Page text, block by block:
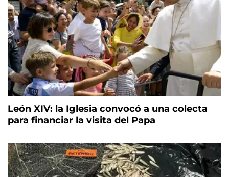
León XIV: la Iglesia convocó a una colecta
para financiar la visita del Papa